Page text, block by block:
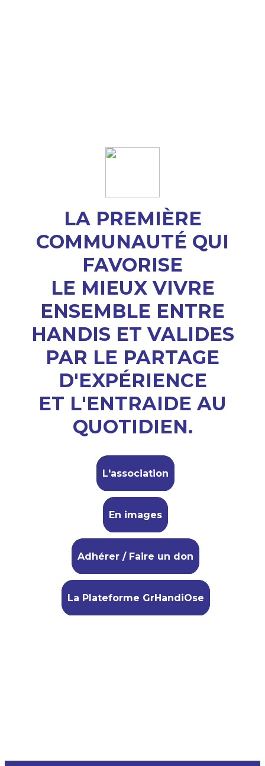
LA PREMIÈRE
COMMUNAUTÉ QUI
FAVORISE
LE MIEUX VIVRE
ENSEMBLE ENTRE
HANDIS ET VALIDES
PAR LE PARTAGE
D'EXPÉRIENCE
ET L'ENTRAIDE AU
QUOTIDIEN.
L'association
En images
Adhérer / Faire un don
La Plateforme GrHandiOse